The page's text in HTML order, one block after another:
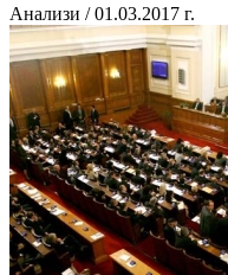
Анализи / 01.03.2017 г.